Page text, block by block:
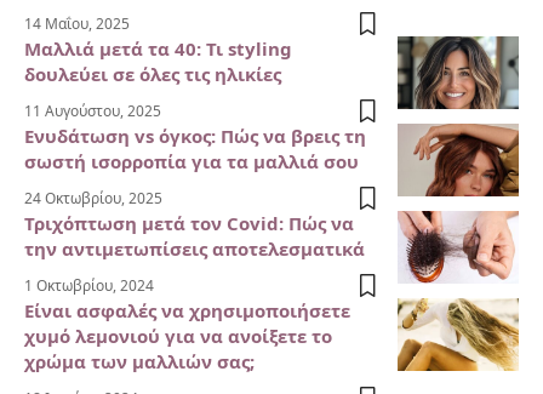
14 Μαΐου, 2025
Μαλλιά μετά τα 40: Τι styling
δουλεύει σε όλες τις ηλικίες
11 Αυγούστου, 2025
Ενυδάτωση vs όγκος: Πώς να βρεις τη
σωστή ισορροπία για τα μαλλιά σου
24 Οκτωβρίου, 2025
Τριχόπτωση μετά τον Covid: Πώς να
την αντιμετωπίσεις αποτελεσματικά
1 Οκτωβρίου, 2024
Είναι ασφαλές να χρησιμοποιήσετε
χυμό λεμονιού για να ανοίξετε το
χρώμα των μαλλιών σας;